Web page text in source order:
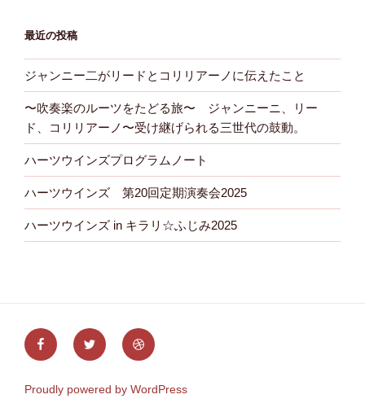
最近の投稿
ジャンニー二がリードとコリリアーノに伝えたこと
〜吹奏楽のルーツをたどる旅〜 ジャンニーニ、リー
ド、コリリアーノ〜受け継げられる三世代の鼓動。
ハーツウインズプログラムノート
ハーツウインズ 第20回定期演奏会2025
ハーツウインズ in キラリ☆ふじみ2025
FacebookTwitter Dribbble
Proudly powered by WordPress